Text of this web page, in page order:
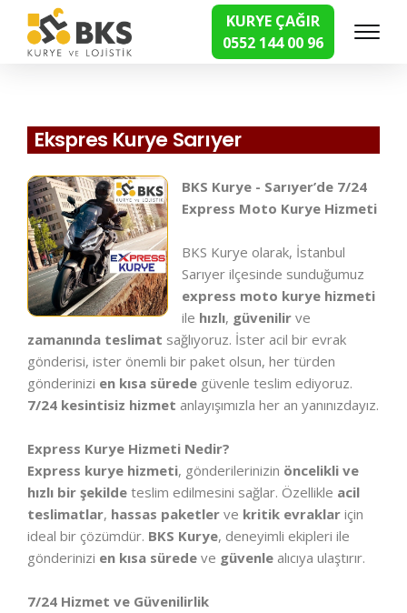
KURYE ÇAĞIR
0552 144 00 96
Hızlı Kurye Hizmetleri
Ekspres Kurye Sarıyer
BKS Kurye - Sarıyer’de 7/24
Express Moto Kurye Hizmeti
BKS Kurye olarak, İstanbul
Sarıyer ilçesinde sunduğumuz
express moto kurye hizmeti
ile hızlı, güvenilir ve
zamanında teslimat sağlıyoruz. İster acil bir evrak
gönderisi, ister önemli bir paket olsun, her türden
gönderinizi en kısa sürede güvenle teslim ediyoruz.
7/24 kesintisiz hizmet anlayışımızla her an yanınızdayız.
Express Kurye Hizmeti Nedir?
Express kurye hizmeti, gönderilerinizin öncelikli ve
hızlı bir şekilde teslim edilmesini sağlar. Özellikle acil
teslimatlar, hassas paketler ve kritik evraklar için
ideal bir çözümdür. BKS Kurye, deneyimli ekipleri ile
gönderinizi en kısa sürede ve güvenle alıcıya ulaştırır.
7/24 Hizmet ve Güvenilirlik